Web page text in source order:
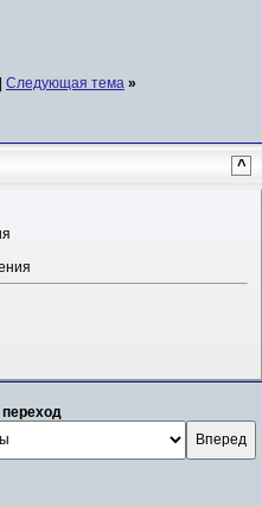
| Следующая тема »
^